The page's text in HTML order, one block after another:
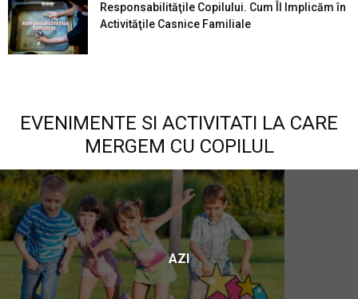
Responsabilităţile Copilului. Cum Îl Implicăm în
Activităţile Casnice Familiale
EVENIMENTE SI ACTIVITATI LA CARE
MERGEM CU COPILUL
AZI